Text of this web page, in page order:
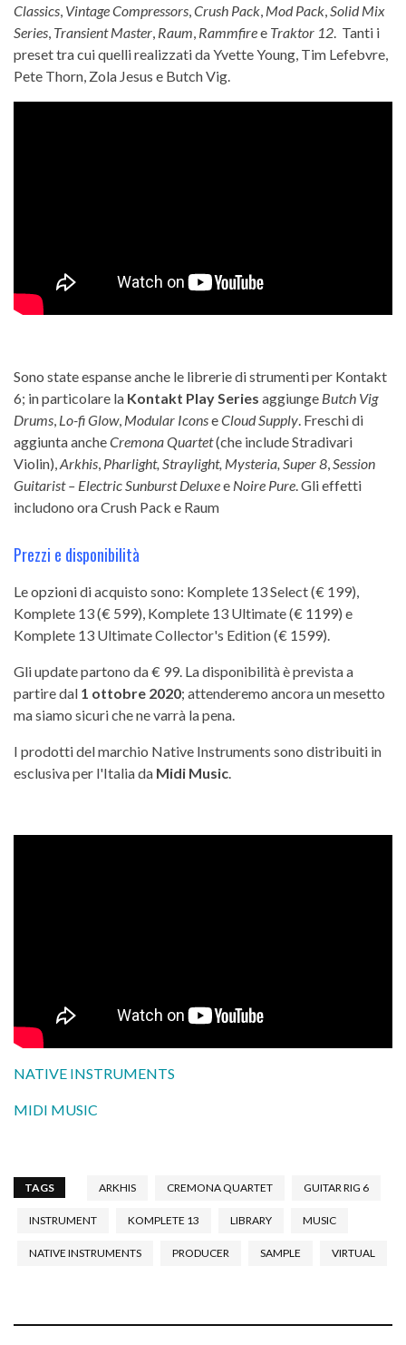
Classics Vintage Compressors Crush Pack Mod Pack Solid Mix
Series Transient Master Raum Rammfiree Traktor 12 . Tanti i
preset tra cui quelli realizzati da Yvette Young, Tim Lefebvre,
Pete Thorn, Zola Jesus e Butch Vig.
Sono state espanse anche le librerie di strumenti per Kontakt
6; in particolare la Kontakt Play Series aggiunge Butch Vig
Drums Lo-fi Glow, Modular IconseCloud Supply . Freschi di
aggiunta ancheCremona Quartet(che include Stradivari
Violin), Arkhis Pharlight, Straylight, Mysteria, Super 8 Session
Guitarist – Electric Sunburst Deluxee Noire Pure . Gli effetti
includono ora Crush Pack e Raum
Prezzi e disponibilità
Le opzioni di acquisto sono: Komplete 13 Select (€ 199),
Komplete 13 (€ 599), Komplete 13 Ultimate (€ 1199) e
Komplete 13 Ultimate Collector's Edition (€ 1599).
Gli update partono da € 99. La disponibilità è prevista a
partire dal 1 ottobre 2020; attenderemo ancora un mesetto
ma siamo sicuri che ne varrà la pena.
I prodotti del marchio Native Instruments sono distribuiti in
esclusiva per l'Italia da Midi Music
NATIVE INSTRUMENTS
MIDI MUSIC
TAGS ARKHIS CREMONA QUARTET GUITAR RIG 6
INSTRUMENT KOMPLETE 13 LIBRARY MUSIC
NATIVE INSTRUMENTS PRODUCER SAMPLE VIRTUAL